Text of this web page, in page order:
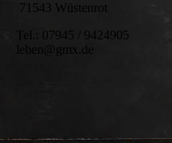
71543 Wüstenrot
Tel.: 07945 /
leben@gmx.de